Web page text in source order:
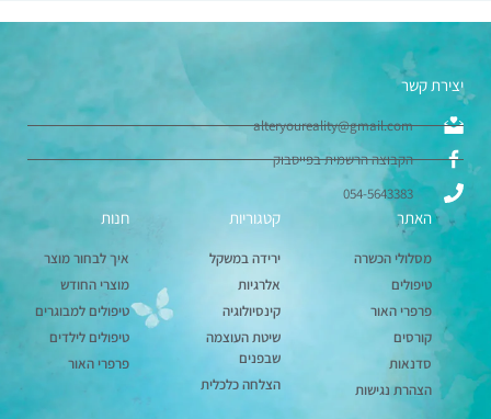
יצירת קשר
alteryoureality@gmail.com
הקבוצה הרשמית בפייסבוק
054-5643383
האתר
מסלולי הכשרה
טיפולים
פרפרי האור
קורסים
סדנאות
הצהרת נגישות
קטגוריות
ירידה במשקל
אלרגיות
קינסיולוגיה
שיטת העוצמה
שבפנים
הצלחה כלכלית
חנות
איך לבחור מוצר
מוצרי החודש
טיפולים למבוגרים
טיפולים לילדים
פרפרי האור